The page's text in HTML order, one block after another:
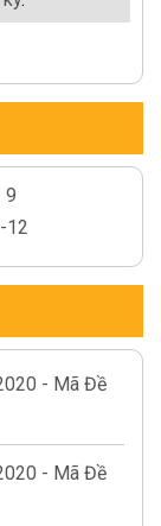
9
12
- Mã Đề
- Mã Đề